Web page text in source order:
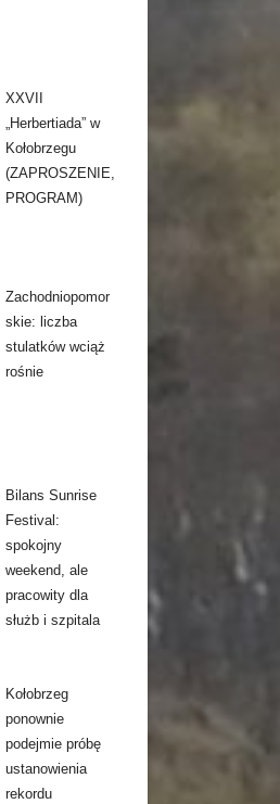
XXVII
„Herbertiada” w
Kołobrzegu
(ZAPROSZENIE,
PROGRAM)
Zachodniopomor
skie: liczba
stulatków wciąż
rośnie
Bilans Sunrise
Festival:
spokojny
weekend, ale
pracowity dla
służb i szpitala
Kołobrzeg
ponownie
podejmie próbę
ustanowienia
rekordu